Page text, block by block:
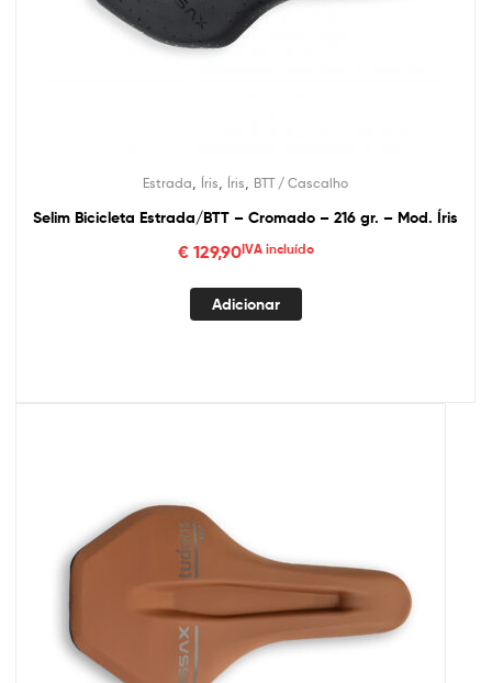
Estrada Íris Íris BTT / Cascalho
Selim Bicicleta Estrada/BTT – Cromado – 216 gr. – Mod. Íris
€129,90IVA incluído
Adicionar